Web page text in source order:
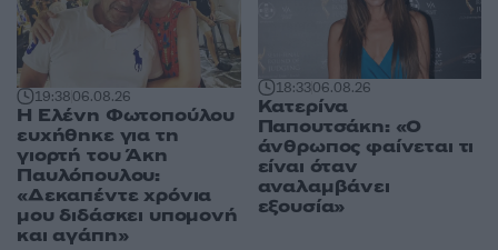
19:3806.08.26
Η Ελένη Φωτοπούλου
ευχήθηκε για τη
γιορτή του Άκη
Παυλόπουλου:
«Δεκαπέντε χρόνια
μου διδάσκει υπομονή
και αγάπη»
18:3306.08.26
Κατερίνα
Παπουτσάκη: «Ο
άνθρωπος φαίνεται τι
είναι όταν
αναλαμβάνει
εξουσία»